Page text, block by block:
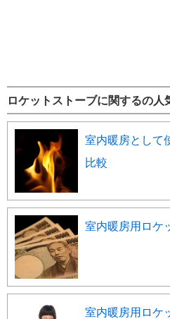
ロケットストーブに関するの人
室内暖房として
比較
室内暖房用ロケ
室内暖房用ロケ